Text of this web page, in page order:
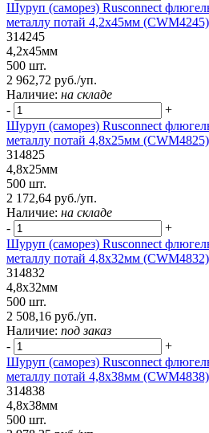
Шуруп (саморез) Rusconnect
металлу потай 4,2х45мм (CWM4245)
314245
4,2х45мм
500 шт.
2 962,72 руб./уп.
Наличие: на складе
-
+
Шуруп (саморез) Rusconnect
металлу потай 4,8х25мм (CWM4825)
314825
4,8х25мм
500 шт.
2 172,64 руб./уп.
Наличие: на складе
-
+
Шуруп (саморез) Rusconnect
металлу потай 4,8х32мм (CWM4832)
314832
4,8х32мм
500 шт.
2 508,16 руб./уп.
Наличие: под заказ
-
+
Шуруп (саморез) Rusconnect
металлу потай 4,8х38мм (CWM4838)
314838
4,8х38мм
500 шт.